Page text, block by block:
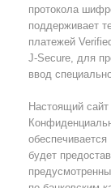
протокола
поддерживает
платежей
J-Secure, для
ввод
Настоящий
будет